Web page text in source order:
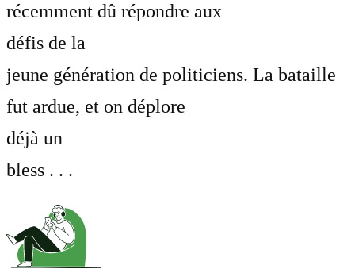
récemment dû répondre aux
défis de la
jeune génération de politiciens. La bataille
fut ardue, et on déplore
déjà un
bless . . .